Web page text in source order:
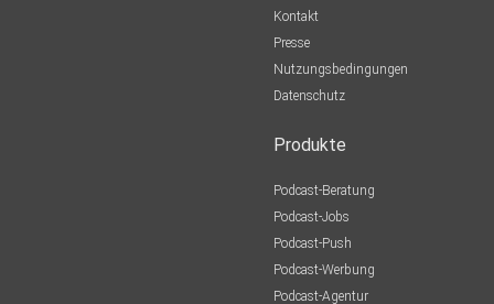
Kontakt
Presse
Nutzungsbedingungen
Datenschutz
Produkte
Podcast-Beratung
Podcast-Jobs
Podcast-Push
Podcast-Werbung
Podcast-Agentur